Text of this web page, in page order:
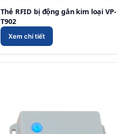
Thẻ RFID bị động gắn kim loại VP-
T902
Xem chi tiết